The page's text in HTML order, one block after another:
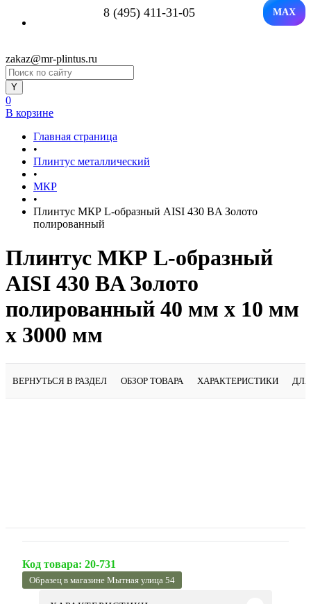
8 (495) 411-31-05 MAX
zakaz@mr-plintus.ru
0
В корзине
Главная страница
•
Плинтус металлический
•
МКР
•
Плинтус МКР L-образный AISI 430 BA Золото
полированный
Плинтус МКР L-образный
AISI 430 BA Золото
полированный 40 мм x 10 мм
х 3000 мм
ВЕРНУТЬСЯ В РАЗДЕЛ ОБЗОР ТОВАРА ХАРАКТЕРИСТИКИ
Код товара: 20-731
Образец в магазине Мытная улица 54